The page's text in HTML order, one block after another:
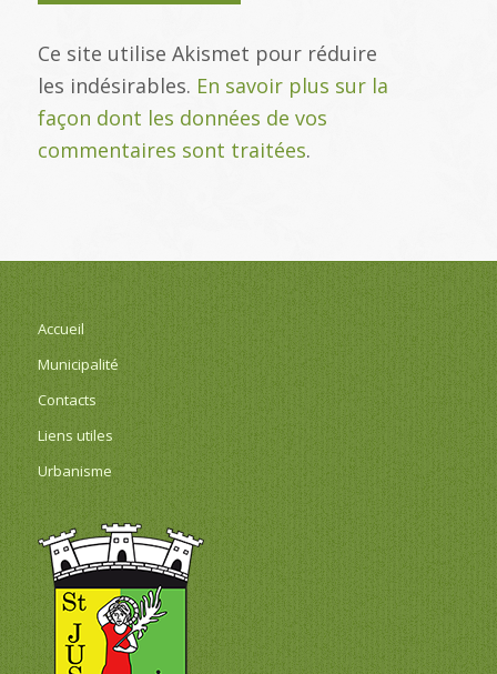
Ce site utilise Akismet pour réduire
les indésirables. En savoir plus sur la
façon dont les données de vos
commentaires sont traitées.
Accueil
Municipalité
Contacts
Liens utiles
Urbanisme